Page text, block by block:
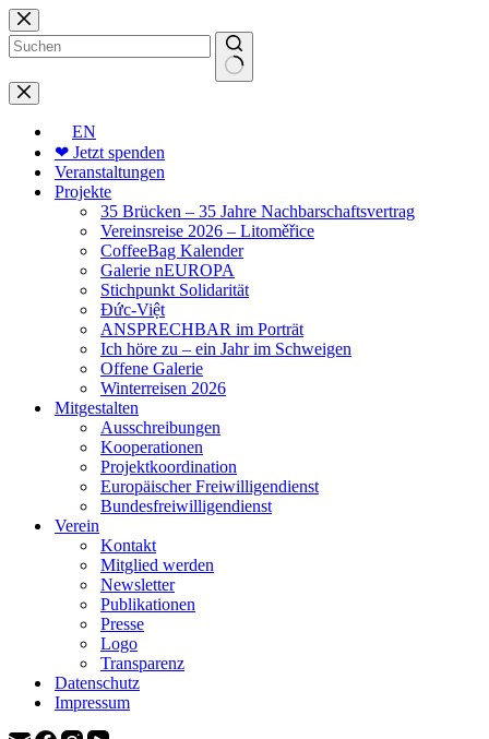
Zum
Inhalt
springen
Keine
Ergebnisse
EN
❤ Jetzt spenden
Veranstaltungen
Projekte
35 Brücken – 35 Jahre Nachbarschaftsvertrag
Vereinsreise 2026 – Litoměřice
CoffeeBag Kalender
Galerie nEUROPA
Stichpunkt Solidarität
Đức-Việt
ANSPRECHBAR im Porträt
Ich höre zu – ein Jahr im Schweigen
Offene Galerie
Winterreisen 2026
Mitgestalten
Ausschreibungen
Kooperationen
Projektkoordination
Europäischer Freiwilligendienst
Bundesfreiwilligendienst
Verein
Kontakt
Mitglied werden
Newsletter
Publikationen
Presse
Logo
Transparenz
Datenschutz
Impressum